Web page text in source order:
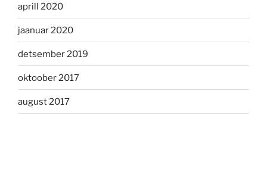
aprill 2020
jaanuar 2020
detsember 2019
oktoober 2017
august 2017